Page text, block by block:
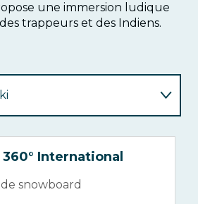
une immersion ludique
trappeurs et des Indiens.
International
snowboard